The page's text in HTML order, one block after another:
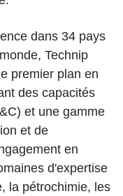
dans 34 pays
Technip
premier plan en
des capacités
et une gamme
et de
en
d'expertise
la pétrochimie, les